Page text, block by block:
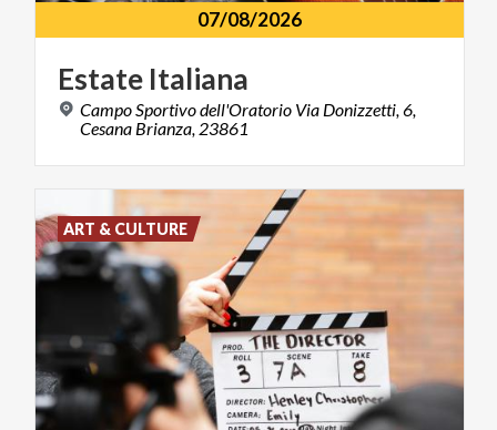
07/08/2026
Estate Italiana
Campo Sportivo dell'Oratorio Via Donizzetti, 6,
Cesana Brianza, 23861
ART & CULTURE